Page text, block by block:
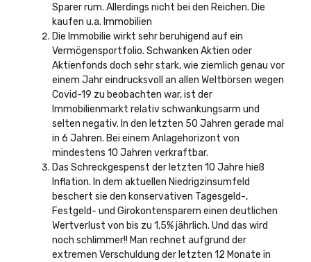
Sparer rum. Allerdings nicht bei den Reichen. Die
kaufen u.a. Immobilien
Die Immobilie wirkt sehr beruhigend auf ein
Vermögensportfolio. Schwanken Aktien oder
Aktienfonds doch sehr stark, wie ziemlich genau vor
einem Jahr eindrucksvoll an allen Weltbörsen wegen
Covid-19 zu beobachten war, ist der
Immobilienmarkt relativ schwankungsarm und
selten negativ. In den letzten 50 Jahren gerade mal
in 6 Jahren. Bei einem Anlagehorizont von
mindestens 10 Jahren verkraftbar.
Das Schreckgespenst der letzten 10 Jahre hieß
Inflation. In dem aktuellen Niedrigzinsumfeld
beschert sie den konservativen Tagesgeld-,
Festgeld- und Girokontensparern einen deutlichen
Wertverlust von bis zu 1,5% jährlich. Und das wird
noch schlimmer!! Man rechnet aufgrund der
extremen Verschuldung der letzten 12 Monate in